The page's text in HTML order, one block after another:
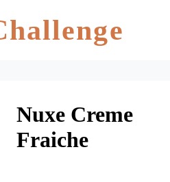
Nuxe Creme
Fraiche